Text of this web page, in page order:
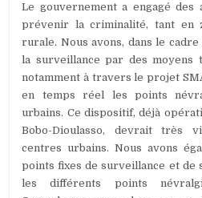
Le gouvernement a engagé des
prévenir la criminalité, tant en
rurale. Nous avons, dans le
la surveillance par des moyens
notamment à travers le projet
en temps réel les points
urbains. Ce dispositif, déjà
Bobo-Dioulasso, devrait très
centres urbains. Nous avons
points fixes de surveillance et de
les différents points